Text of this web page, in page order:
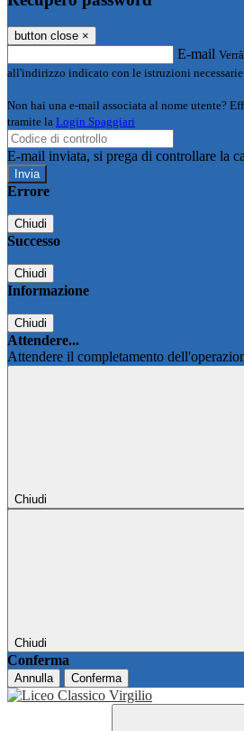
button close ×
E-mail
all'indirizzo indicato con le istruzioni
Non hai una e-mail associata al nome utente?
tramite la Login Spaggiari
E-mail inviata, si prega di controllare la
Errore
Chiudi
Successo
Chiudi
Informazione
Chiudi
Attendere...
Attendere il completamento
Chiudi
Chiudi
Conferma
Annulla Conferma